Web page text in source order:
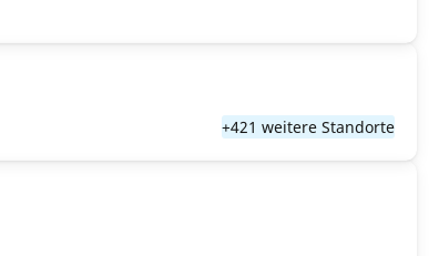
+421 weitere Standorte